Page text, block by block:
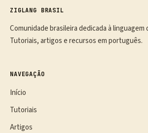
ZIGLANG BRASIL
Comunidade brasileira dedicada à linguagem
Tutoriais, artigos e recursos em português.
NAVEGAÇÃO
Início
Tutoriais
Artigos